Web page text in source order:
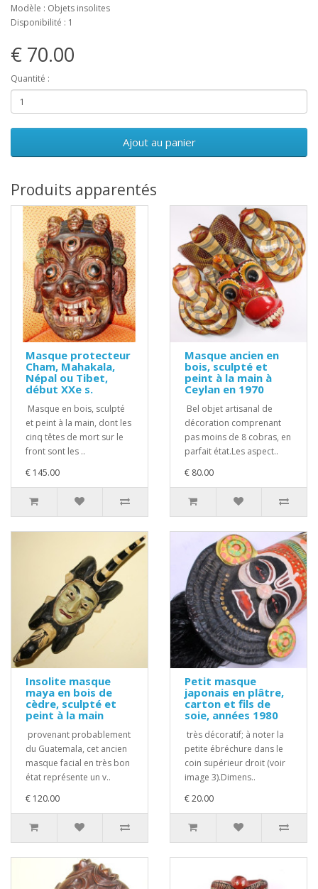
Modèle : Objets insolites
Disponibilité : 1
€ 70.00
Quantité :
Ajout au panier
Produits apparentés
Masque protecteur
Cham, Mahakala,
Népal ou Tibet,
début XXe s.
Masque en bois, sculpté
et peint à la main, dont les
cinq têtes de mort sur le
front sont les ..
€ 145.00
Masque ancien en
bois, sculpté et
peint à la main à
Ceylan en 1970
Bel objet artisanal de
décoration comprenant
pas moins de 8 cobras, en
parfait état.Les aspect..
€ 80.00
Insolite masque
maya en bois de
cèdre, sculpté et
peint à la main
provenant probablement
du Guatemala, cet ancien
masque facial en très bon
état représente un v..
€ 120.00
Petit masque
japonais en plâtre,
carton et fils de
soie, années 1980
très décoratif; à noter la
petite ébréchure dans le
coin supérieur droit (voir
image 3).Dimens..
€ 20.00